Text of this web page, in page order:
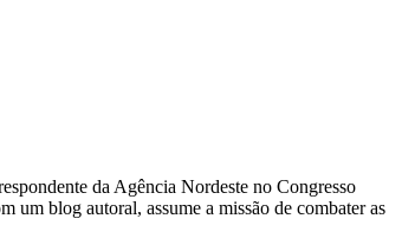
da Agência Nordeste no Congresso
um blog autoral, assume a missão de combater as